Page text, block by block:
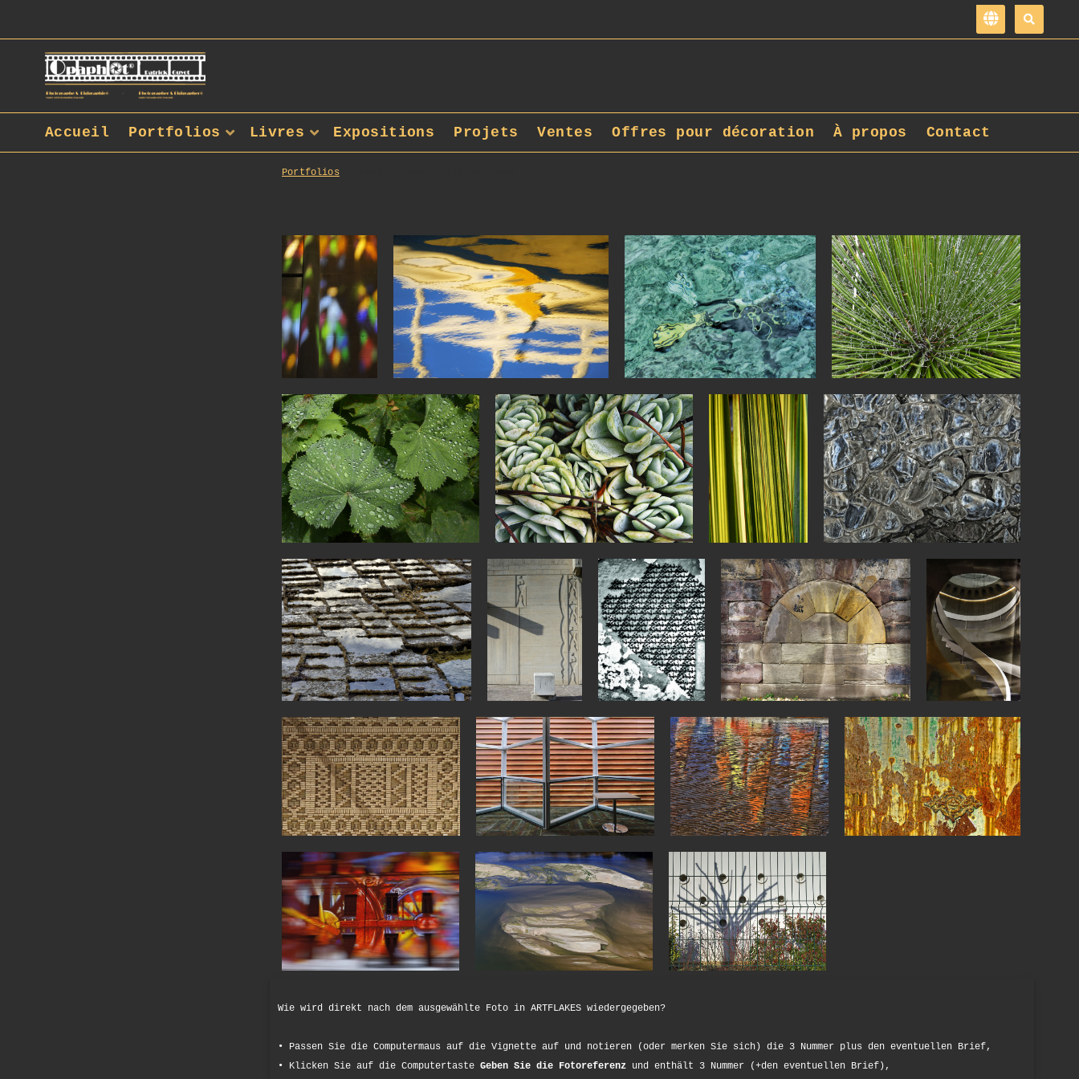
Portfolios
Wie wird direkt nach dem ausgewählte Foto in ARTFLAKES wiedergegeben?
• Passen Sie die Computermaus auf die Vignette auf und notieren (oder merken Sie sich) die 3 Nummer plus den eventuellen Brief,
• Klicken Sie auf die Computertaste Geben Sie die Fotoreferenz und enthält 3 Nummer (+den eventuellen Brief),
Accueil Portfolios Livres Expositions Projets Ventes Offres pour décoration À propos Contact